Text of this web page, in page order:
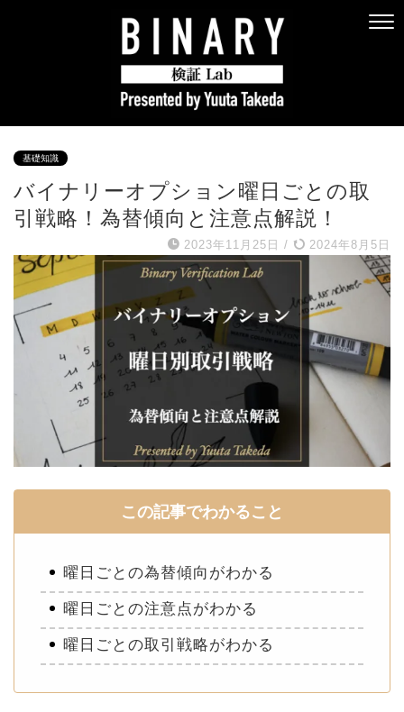
基礎知識
バイナリーオプション曜日ごとの取
引戦略！為替傾向と注意点解説！
2023年11月25日 / 2024年8月5日
この記事でわかること
曜日ごとの為替傾向がわかる
曜日ごとの注意点がわかる
曜日ごとの取引戦略がわかる